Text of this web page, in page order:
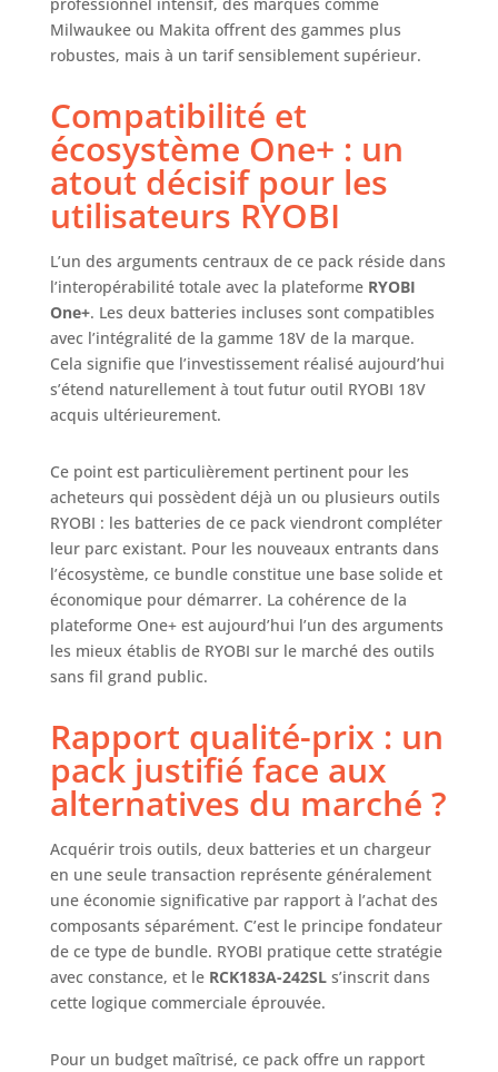
Milwaukee ou Makita offrent des gammes plus
robustes, mais à un tarif sensiblement supérieur.
Compatibilité et
écosystème One+ : un
atout décisif pour les
utilisateurs RYOBI
L’un des arguments centraux de ce pack réside dans
l’interopérabilité totale avec la plateforme RYOBI
One+. Les deux batteries incluses sont compatibles
avec l’intégralité de la gamme 18V de la marque.
Cela signifie que l’investissement réalisé aujourd’hui
s’étend naturellement à tout futur outil RYOBI 18V
acquis ultérieurement.
Ce point est particulièrement pertinent pour les
acheteurs qui possèdent déjà un ou plusieurs outils
RYOBI : les batteries de ce pack viendront compléter
leur parc existant. Pour les nouveaux entrants dans
l’écosystème, ce bundle constitue une base solide et
économique pour démarrer. La cohérence de la
plateforme One+ est aujourd’hui l’un des arguments
les mieux établis de RYOBI sur le marché des outils
sans fil grand public.
Rapport qualité-prix : un
pack justifié face aux
alternatives du marché ?
Acquérir trois outils, deux batteries et un chargeur
en une seule transaction représente généralement
une économie significative par rapport à l’achat des
composants séparément. C’est le principe fondateur
de ce type de bundle. RYOBI pratique cette stratégie
avec constance, et le RCK183A-242SLs’inscrit dans
cette logique commerciale éprouvée.
Pour un budget maîtrisé, ce pack offre un rapport